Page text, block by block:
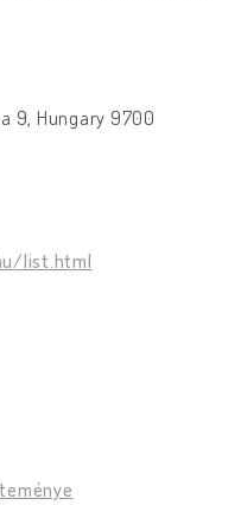
9, Hungary 9700
list.html